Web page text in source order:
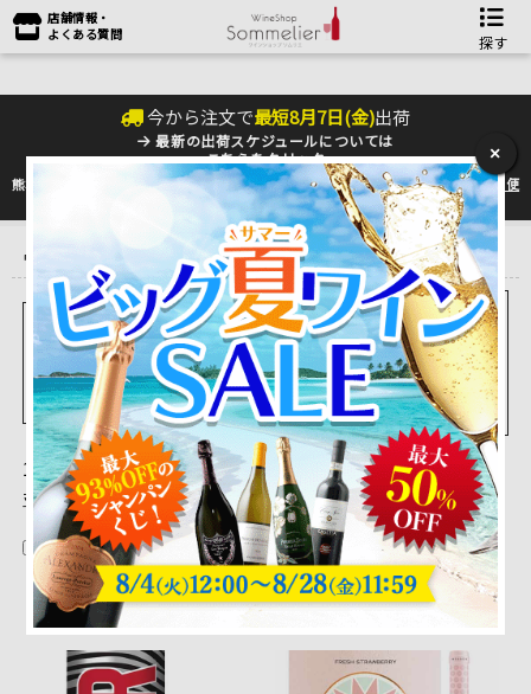
店舗情報・
よくある質問
探す
今から注文で最短8月7日(金)出荷
最新の出荷スケジュールについては
こちらをクリック
熊本地震の影響により九州への配送に遅れが生じております。最新情報は佐川急便
のHP
をご確認下さい。
ワインをタイプ別に選ぶ♪ ＞ロゼワイン ＞ ロゼ スティル
ワイン
ロゼ スティルワイン
ロゼ スパークリングワイ
ン&シャンパン
1 ～ 5 件目を表示しています。（全5件）
並べ替え
在庫切れを除く
×